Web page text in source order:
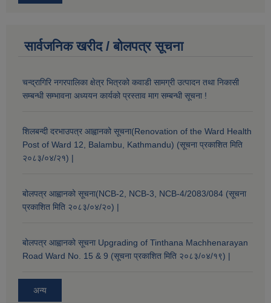
सार्वजनिक खरीद / बोलपत्र सूचना
चन्द्रागिरि नगरपालिका क्षेत्र भित्रको कवाडी सामग्री उत्पादन तथा निकासी
सम्बन्धी सम्भावना अध्ययन कार्यको प्रस्ताव माग सम्बन्धी सूचना !
शिलबन्दी दरभाउपत्र आह्वानको सूचना(Renovation of the Ward Health
Post of Ward 12, Balambu, Kathmandu) (सूचना प्रकाशित मिति
२०८३/०४/२१) |
बोलपत्र आह्वानको सूचना(NCB-2, NCB-3, NCB-4/2083/084 (सूचना
प्रकाशित मिति २०८३/०४/२०) |
बोलपत्र आह्वानको सूचना Upgrading of Tinthana Machhenarayan
Road Ward No. 15 & 9 (सूचना प्रकाशित मिति २०८३/०४/१९) |
अन्य